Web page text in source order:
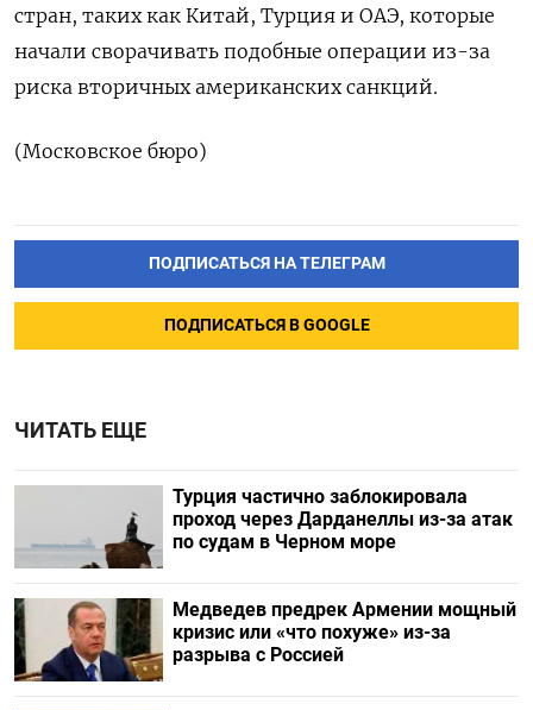
стран, таких как Китай, Турция и ОАЭ, которые
начали сворачивать подобные операции из-за
риска вторичных американских санкций.
(Московское бюро)
ПОДПИСАТЬСЯ НА ТЕЛЕГРАМ
ПОДПИСАТЬСЯ В GOOGLE
ЧИТАТЬ ЕЩЕ
Турция частично заблокировала
проход через Дарданеллы из-за атак
по судам в Черном море
Медведев предрек Армении мощный
кризис или «что похуже» из-за
разрыва с Россией